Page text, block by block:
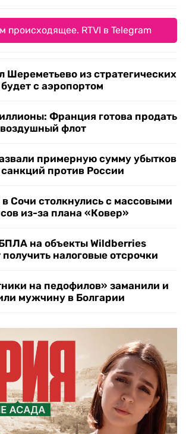
происходящее. RTVI в Telegram
Шереметьево из стратегических
с аэропортом
Франция готова продать
флот
примерную сумму убытков
против России
Сочи столкнулись с массовыми
из-за плана «Ковер»
на объекты Wildberries
налоговые отсрочки
на педофилов» заманили и
мужчину в Болгарии